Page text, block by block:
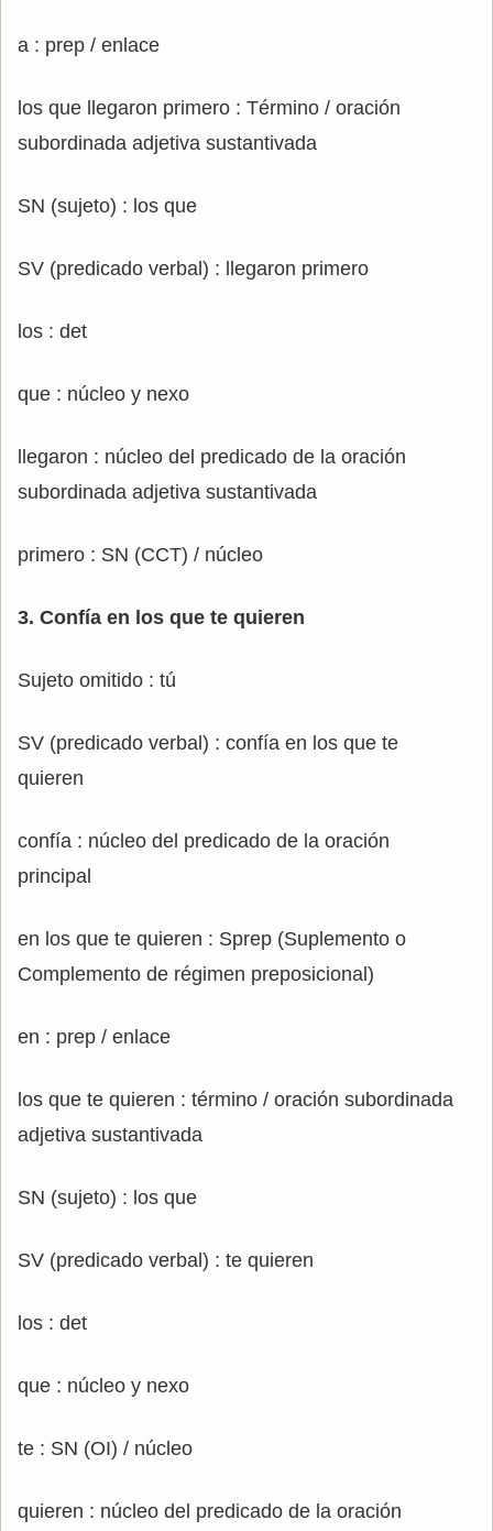
a : prep / enlace
los que llegaron primero : Término / oración
subordinada adjetiva sustantivada
SN (sujeto) : los que
SV (predicado verbal) : llegaron primero
los : det
que : núcleo y nexo
llegaron : núcleo del predicado de la oración
subordinada adjetiva sustantivada
primero : SN (CCT) / núcleo
3. Confía en los que te quieren
Sujeto omitido : tú
SV (predicado verbal) : confía en los que te
quieren
confía : núcleo del predicado de la oración
principal
en los que te quieren : Sprep (Suplemento o
Complemento de régimen preposicional)
en : prep / enlace
los que te quieren : término / oración subordinada
adjetiva sustantivada
SN (sujeto) : los que
SV (predicado verbal) : te quieren
los : det
que : núcleo y nexo
te : SN (OI) / núcleo
quieren : núcleo del predicado de la oración